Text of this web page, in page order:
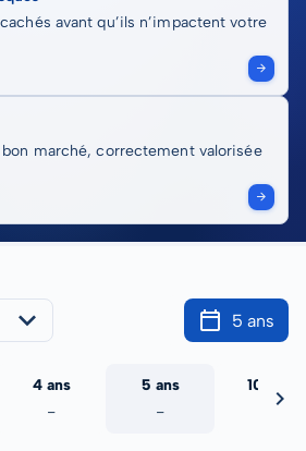
avant qu’ils n’impactent votre
marché, correctement valorisée
5 ans
4 ans
-
5 ans
-
10 ans